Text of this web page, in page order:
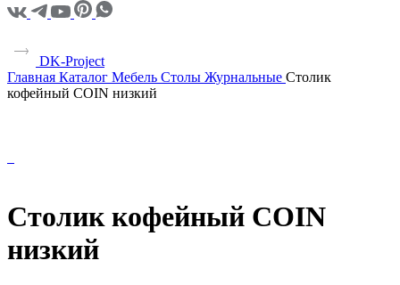
DK-Project
Главная Каталог Мебель Столы Журнальные Столик
кофейный COIN низкий
Столик кофейный COIN
низкий